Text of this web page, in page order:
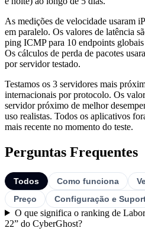
As medições de velocidade usaram
em paralelo. Os valores de latência
ping ICMP para 10 endpoints
Os cálculos de perda de pacotes
por servidor testado.
Testamos os 3 servidores mais
internacionais por protocolo. Os
servidor próximo de melhor
uso realistas. Todos os aplicativos
mais recente no momento do teste.
Perguntas Frequentes
Todos Como funciona
Preço
Configuração e
O que significa o ranking de
22” do CyberGhost?